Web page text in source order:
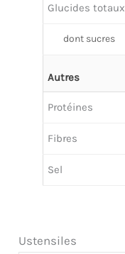
Glucides totaux
dont sucres
Autres
Protéines
Fibres
Sel
Ustensiles